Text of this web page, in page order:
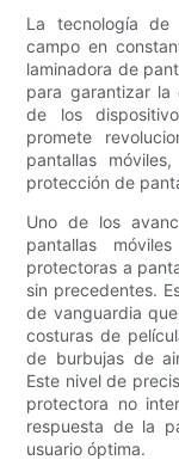
La tecnología de
campo en
laminadora de
para garantizar la
de los
promete
pantallas
protección de
Uno de los
pantallas
protectoras a
sin precedentes.
de vanguardia
costuras de
de burbujas de
Este nivel de
protectora no
respuesta de la
usuario óptima.